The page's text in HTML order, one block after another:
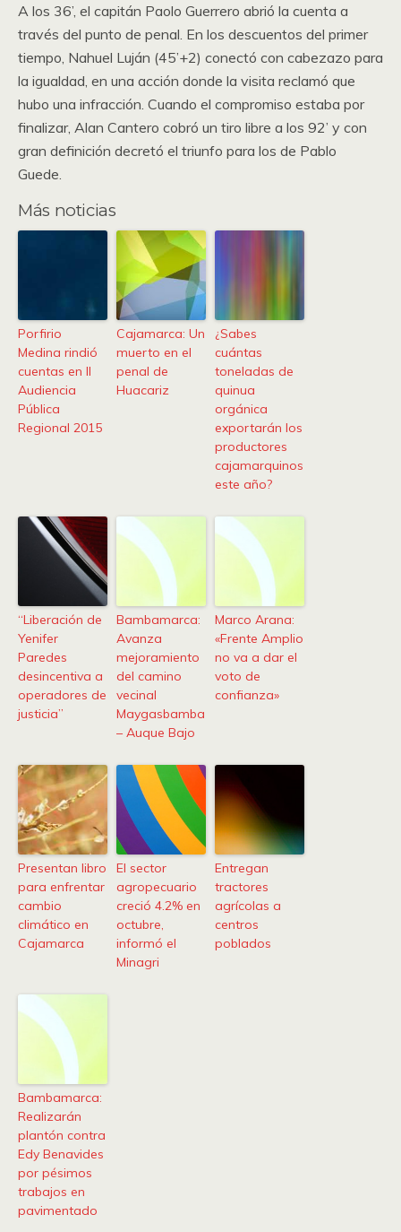
A los 36’, el capitán Paolo Guerrero abrió la cuenta a
través del punto de penal. En los descuentos del primer
tiempo, Nahuel Luján (45’+2) conectó con cabezazo para
la igualdad, en una acción donde la visita reclamó que
hubo una infracción. Cuando el compromiso estaba por
finalizar, Alan Cantero cobró un tiro libre a los 92’ y con
gran definición decretó el triunfo para los de Pablo
Guede.
Más noticias
Porfirio
Medina rindió
cuentas en II
Audiencia
Pública
Regional 2015
Cajamarca: Un
muerto en el
penal de
Huacariz
¿Sabes
cuántas
toneladas de
quinua
orgánica
exportarán los
productores
cajamarquinos
este año?
“Liberación de
Yenifer
Paredes
desincentiva a
operadores de
justicia”
Bambamarca:
Avanza
mejoramiento
del camino
vecinal
Maygasbamba
– Auque Bajo
Marco Arana:
«Frente Amplio
no va a dar el
voto de
confianza»
Presentan libro
para enfrentar
cambio
climático en
Cajamarca
El sector
agropecuario
creció 4.2% en
octubre,
informó el
Minagri
Entregan
tractores
agrícolas a
centros
poblados
Bambamarca:
Realizarán
plantón contra
Edy Benavides
por pésimos
trabajos en
pavimentado